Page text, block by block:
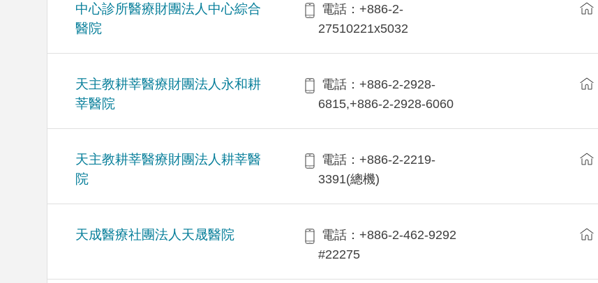
中心診所醫療財團法人中心綜合
醫院
電話：+886-2-
27510221x5032
天主教耕莘醫療財團法人永和耕
莘醫院
電話：+886-2-2928-
6815,+886-2-2928-6060
天主教耕莘醫療財團法人耕莘醫
院
電話：+886-2-2219-
3391(總機)
天成醫療社團法人天晟醫院
電話：+886-2-462-9292
#22275